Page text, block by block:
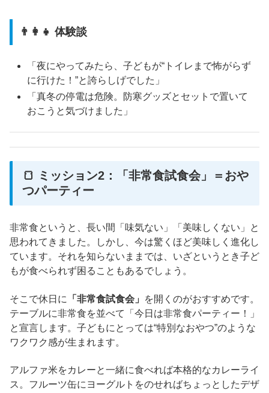
👨‍👩‍👧 体験談
「夜にやってみたら、子どもが“トイレまで怖がらず
に行けた！”と誇らしげでした」
「真冬の停電は危険。防寒グッズとセットで置いて
おこうと気づけました」
🍞 ミッション2：「非常食試食会」＝おや
つパーティー
非常食というと、長い間「味気ない」「美味しくない」と
思われてきました。しかし、今は驚くほど美味しく進化し
ています。それを知らないままでは、いざというとき子ど
もが食べられず困ることもあるでしょう。
そこで休日に 「非常食試食会」
を開くのがおすすめです。
テーブルに非常食を並べて「今日は非常食パーティー！」
と宣言します。子どもにとっては“特別なおやつ”のような
ワクワク感が生まれます。
アルファ米をカレーと一緒に食べれば本格的なカレーライ
ス。フルーツ缶にヨーグルトをのせればちょっとしたデザ